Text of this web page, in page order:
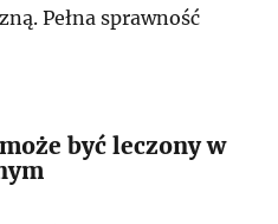
Pełna sprawność
być leczony w